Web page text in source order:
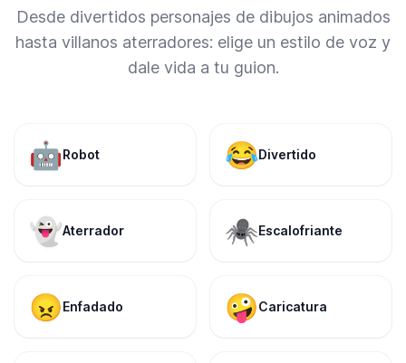
Desde divertidos personajes de dibujos animados
hasta villanos aterradores: elige un estilo de voz y
dale vida a tu guion.
🤖Robot 😂Divertido
👻Aterrador 🕷️Escalofriante
😠Enfadado 🤪Caricatura